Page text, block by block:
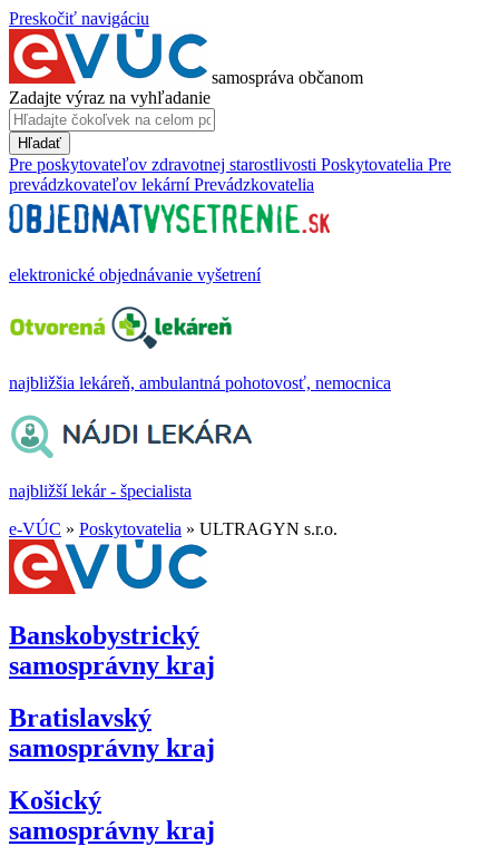
Preskočiť navigáciu
samospráva občanom
Zadajte výraz na vyhľadanie
Hľadať
Pre poskytovateľov zdravotnej starostlivosti Poskytovatelia Pre
prevádzkovateľov lekární Prevádzkovatelia
elektronické objednávanie vyšetrení
najbližšia lekáreň, ambulantná pohotovosť, nemocnica
najbližší lekár - špecialista
e-VÚC » Poskytovatelia » ULTRAGYN s.r.o.
Banskobystrický
samosprávny kraj
Bratislavský
samosprávny kraj
Košický
samosprávny kraj